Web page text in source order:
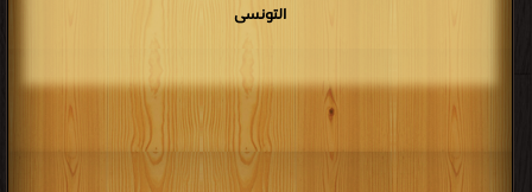
التونسى